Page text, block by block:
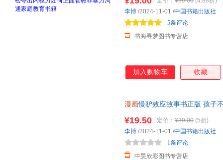
书海寻梦图书专营店
5条评论
李博 /2024-11-01 /中国书籍出版社
加入购物车 收藏
漫画慢驴效应故事书正版 孩子
¥19.50 定价： ¥39.00 (5折)
中昊欣彩图书专营店
1条评论
李博 /2024-11-01 /中国书籍出版社